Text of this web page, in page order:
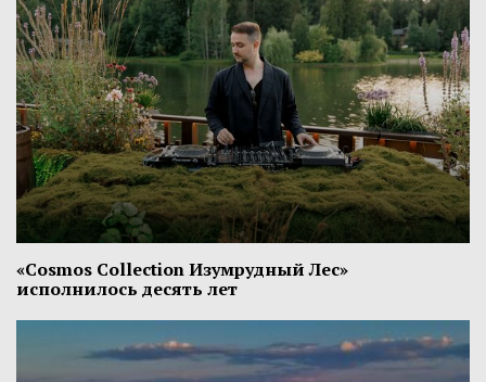
«Cosmos Collection Изумрудный Лес»
исполнилось десять лет